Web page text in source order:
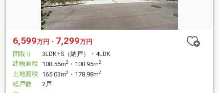
6,599万円・ 7,299万円
間取り
3LDK+S（納戸）・4LDK
建物面積 108.56m2 ・108.95m2
土地面積 165.03m2 ・178.98m2
総戸数
2戸